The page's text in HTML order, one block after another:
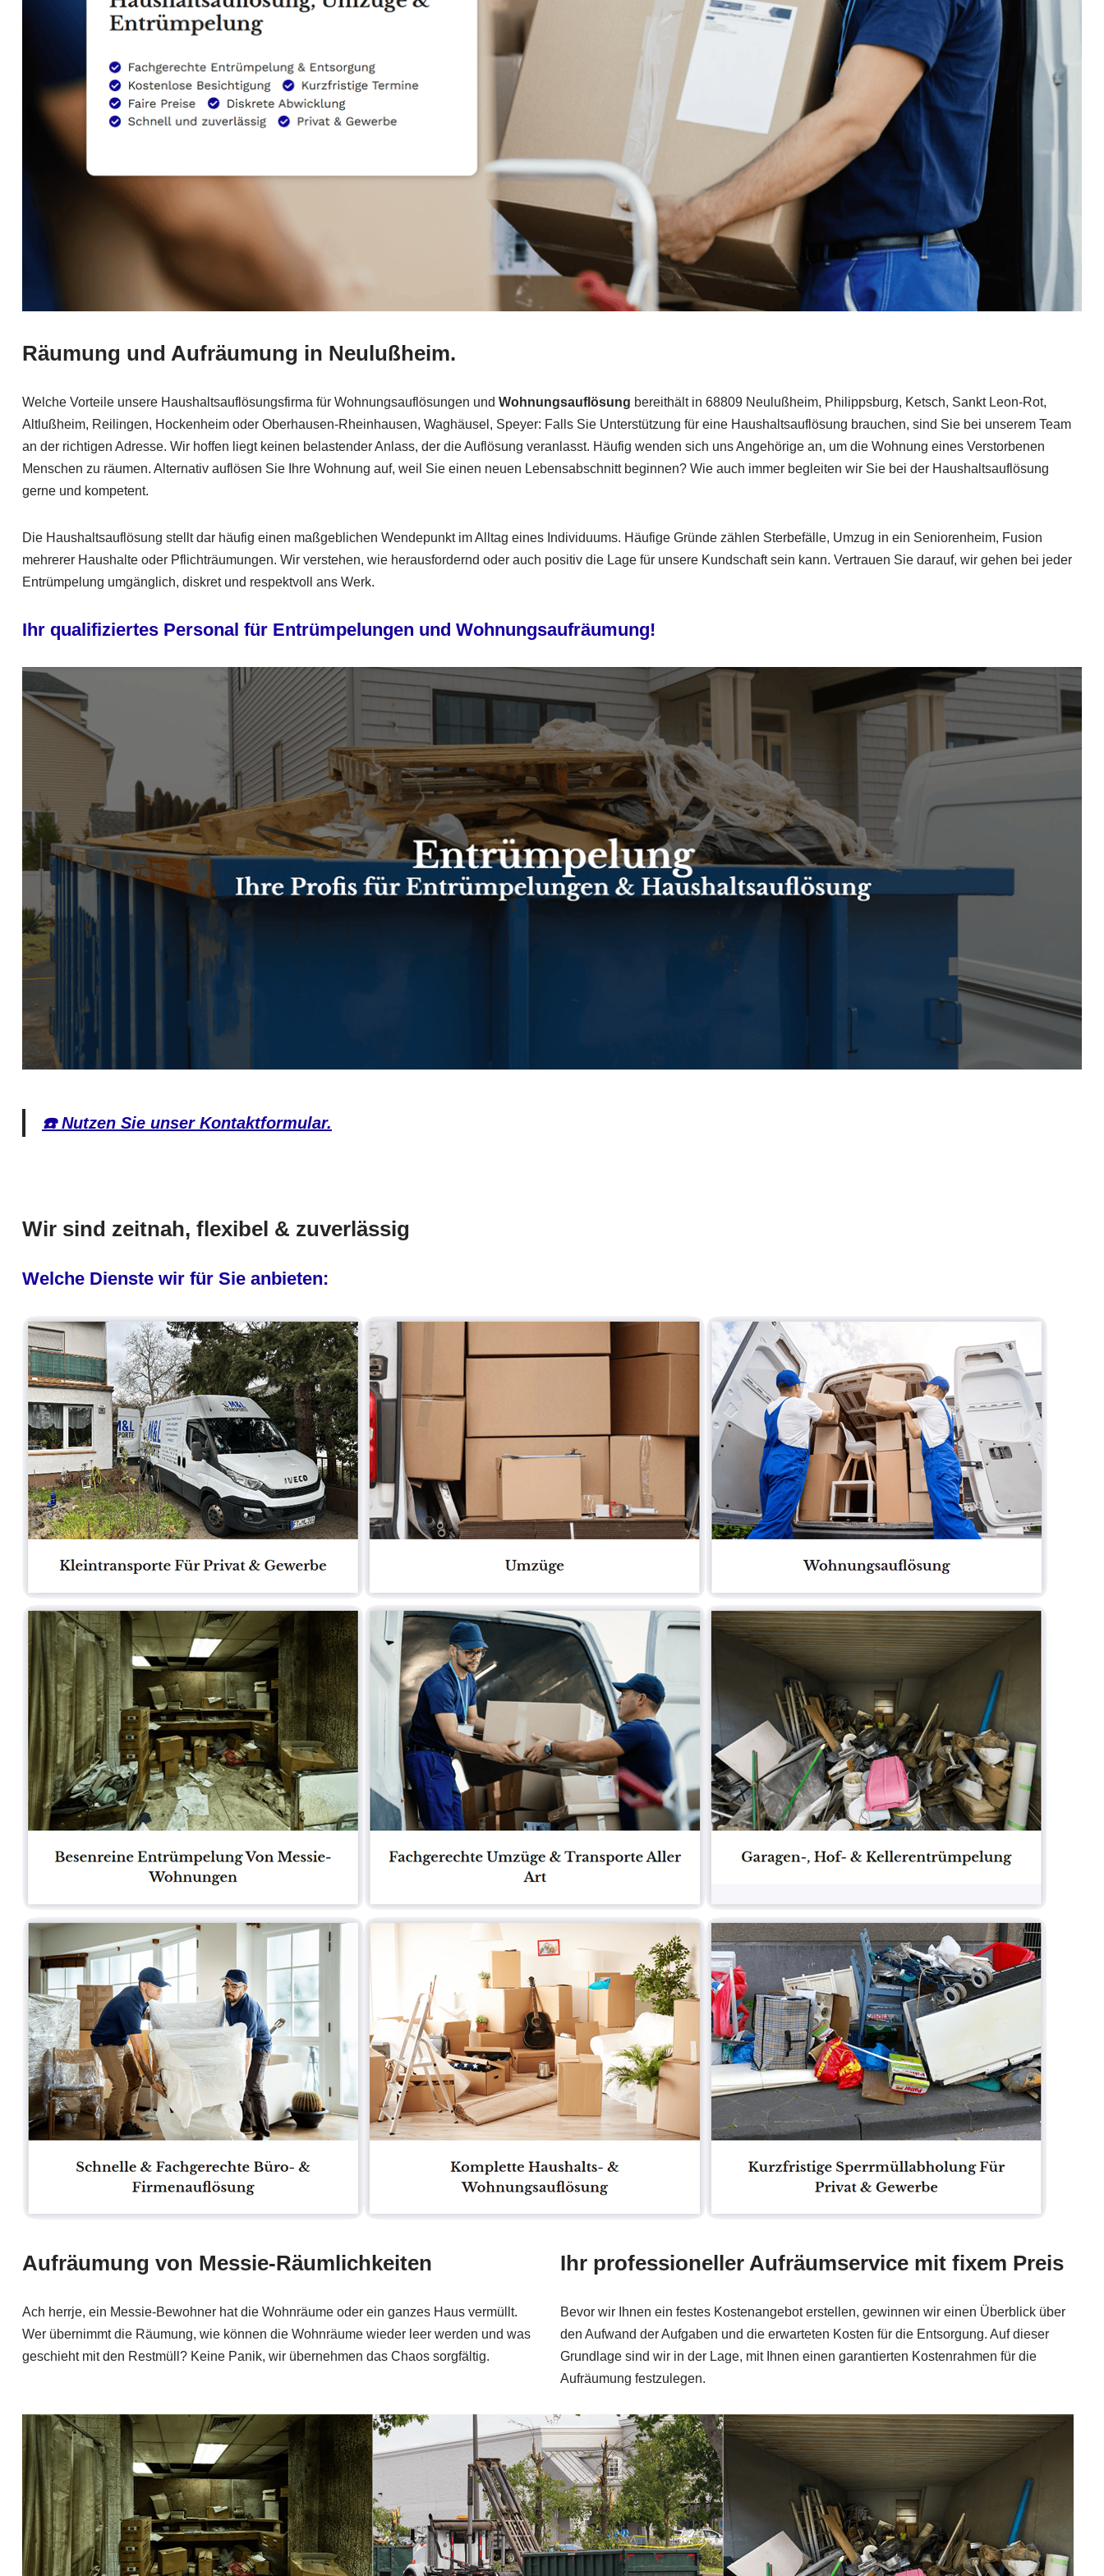
Räumung und Aufräumung in Neulußheim.
Welche Vorteile unsere Haushaltsauflösungsfirma für Wohnungsauflösungen und Wohnungsauflösung bereithält in 68809 Neulußheim, Philippsburg, Ketsch, Sankt Leon-Rot,
Altlußheim, Reilingen, Hockenheim oder Oberhausen-Rheinhausen, Waghäusel, Speyer: Falls Sie Unterstützung für eine Haushaltsauflösung brauchen, sind Sie bei unserem Team
an der richtigen Adresse. Wir hoffen liegt keinen belastender Anlass, der die Auflösung veranlasst. Häufig wenden sich uns Angehörige an, um die Wohnung eines Verstorbenen
Menschen zu räumen. Alternativ auflösen Sie Ihre Wohnung auf, weil Sie einen neuen Lebensabschnitt beginnen? Wie auch immer begleiten wir Sie bei der Haushaltsauflösung
gerne und kompetent.
Die Haushaltsauflösung stellt dar häufig einen maßgeblichen Wendepunkt im Alltag eines Individuums. Häufige Gründe zählen Sterbefälle, Umzug in ein Seniorenheim, Fusion
mehrerer Haushalte oder Pflichträumungen. Wir verstehen, wie herausfordernd oder auch positiv die Lage für unsere Kundschaft sein kann. Vertrauen Sie darauf, wir gehen bei jeder
Entrümpelung umgänglich, diskret und respektvoll ans Werk.
Ihr qualifiziertes Personal für Entrümpelungen und Wohnungsaufräumung!
☎️ Nutzen Sie unser Kontaktformular.
Wir sind zeitnah, flexibel & zuverlässig
Welche Dienste wir für Sie anbieten:
Aufräumung von Messie-Räumlichkeiten
Ach herrje, ein Messie-Bewohner hat die Wohnräume oder ein ganzes Haus vermüllt.
Wer übernimmt die Räumung, wie können die Wohnräume wieder leer werden und was
geschieht mit den Restmüll? Keine Panik, wir übernehmen das Chaos sorgfältig.
Ihr professioneller Aufräumservice mit fixem Preis
Bevor wir Ihnen ein festes Kostenangebot erstellen, gewinnen wir einen Überblick über
den Aufwand der Aufgaben und die erwarteten Kosten für die Entsorgung. Auf dieser
Grundlage sind wir in der Lage, mit Ihnen einen garantierten Kostenrahmen für die
Aufräumung festzulegen.